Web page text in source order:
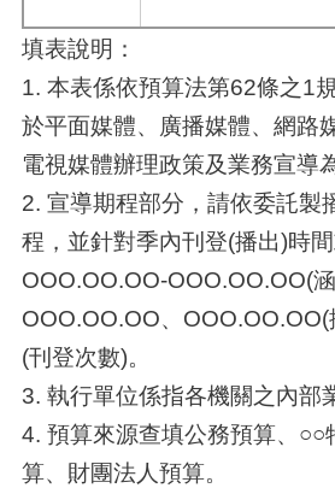
填表說明：
1. 本表係依預算法第62條之1
於平面媒體、廣播媒體、網路
電視媒體辦理政策及業務宣導
2. 宣導期程部分，請依委託製
程，並針對季內刊登(播出)時
OOO.OO.OO-OOO.OO.OO(
OOO.OO.OO、
(刊登次數)。
3. 執行單位係指各機關之內部
4. 預算來源查填公務預算、○○
算、財團法人預算。